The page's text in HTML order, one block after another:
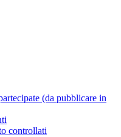
(da pubblicare in
controllati